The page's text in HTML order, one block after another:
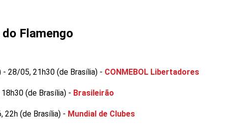
Flamengo
- 28/05, 21h30 (de Brasília) - CONMEBOL Libertadores
(de Brasília) - Brasileirão
22h (de Brasília) - Mundial de Clubes